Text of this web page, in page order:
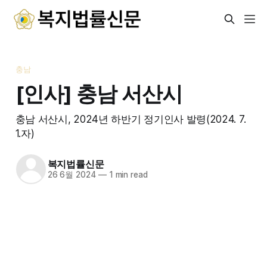
충남
[인사] 충남 서산시
충남 서산시, 2024년 하반기 정기인사 발령(2024. 7.
1.자)
복지법률신문
26 6월 2024 —1 min read